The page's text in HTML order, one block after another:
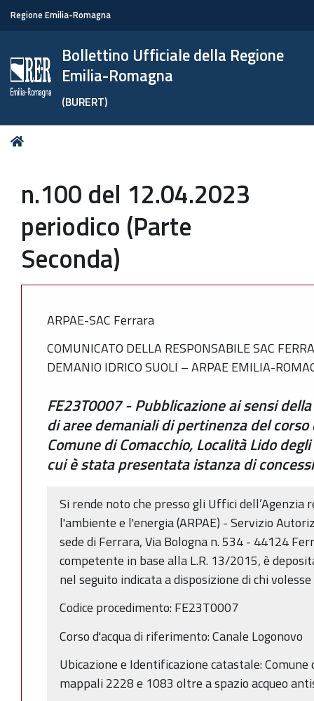
Regione Emilia-Romagna
Bollettino Ufficiale della Regione
Emilia-Romagna
(BURERT)
Tu
n.100 del 12.04.2023
periodico (Parte
Seconda)
ARPAE-SAC Ferrara
COMUNICATO DELLA RESPONSABILE SAC
DEMANIO IDRICO SUOLI – ARPAE EMILIA-
FE23T0007 - Pubblicazione ai sensi
di aree demaniali di pertinenza del corso
Comune di Comacchio, Località Lido
cui è stata presentata istanza di
Si rende noto che presso gli Uffici dell’Agenzia
l'ambiente e l'energia (ARPAE) - Servizio
sede di Ferrara, Via Bologna n. 534 - 44124
competente in base alla L.R. 13/2015, è
nel seguito indicata a disposizione di chi
Codice procedimento: FE23T0007
Corso d'acqua di riferimento: Canale Logonovo
Ubicazione e Identificazione catastale:
mappali 2228 e 1083 oltre a spazio acqueo